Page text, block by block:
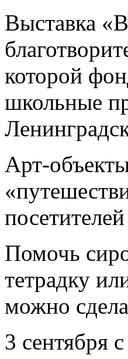
Выставка
которой
школьные
Арт-
Помочь
тетрадку
можно
3 сентября